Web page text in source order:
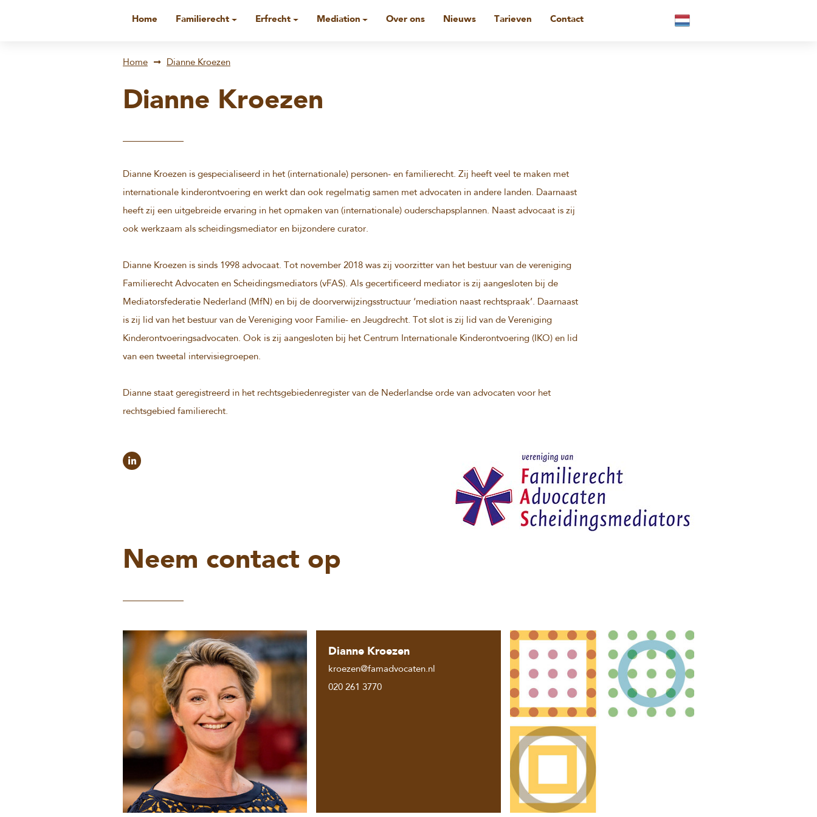
Home Familierecht Erfrecht Mediation Over ons Nieuws Tarieven Contact
Home Dianne Kroezen
Dianne Kroezen
Dianne Kroezen is gespecialiseerd in het (internationale) personen- en familierecht. Zij heeft veel te maken met
internationale kinderontvoering en werkt dan ook regelmatig samen met advocaten in andere landen. Daarnaast
heeft zij een uitgebreide ervaring in het opmaken van (internationale) ouderschapsplannen. Naast advocaat is zij
ook werkzaam als scheidingsmediator en bijzondere curator.
Dianne Kroezen is sinds 1998 advocaat. Tot november 2018 was zij voorzitter van het bestuur van de vereniging
Familierecht Advocaten en Scheidingsmediators (vFAS). Als gecertificeerd mediator is zij aangesloten bij de
Mediatorsfederatie Nederland (MfN) en bij de doorverwijzingsstructuur ‘mediation naast rechtspraak’. Daarnaast
is zij lid van het bestuur van de Vereniging voor Familie- en Jeugdrecht. Tot slot is zij lid van de Vereniging
Kinderontvoeringsadvocaten. Ook is zij aangesloten bij het Centrum Internationale Kinderontvoering (IKO) en lid
van een tweetal intervisiegroepen.
Dianne staat geregistreerd in het rechtsgebiedenregister van de Nederlandse orde van advocaten voor het
rechtsgebied familierecht.
Neem contact op
Dianne Kroezen
kroezen@famadvocaten.nl
020 261 3770